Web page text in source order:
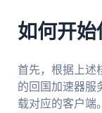
如何开始
首先，根据上述
的回国加速器服
载对应的客户端